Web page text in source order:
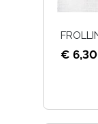
€ 6,30